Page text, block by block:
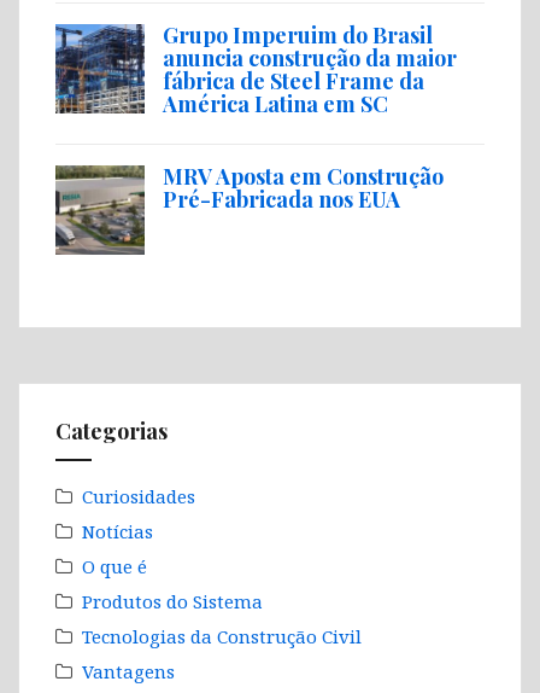
Grupo Imperuim do Brasil
anuncia construção da maior
fábrica de Steel Frame da
América Latina em SC
MRV Aposta em Construção
Pré-Fabricada nos EUA
Categorias
Curiosidades
Notícias
O que é
Produtos do Sistema
Tecnologias da Construção Civil
Vantagens